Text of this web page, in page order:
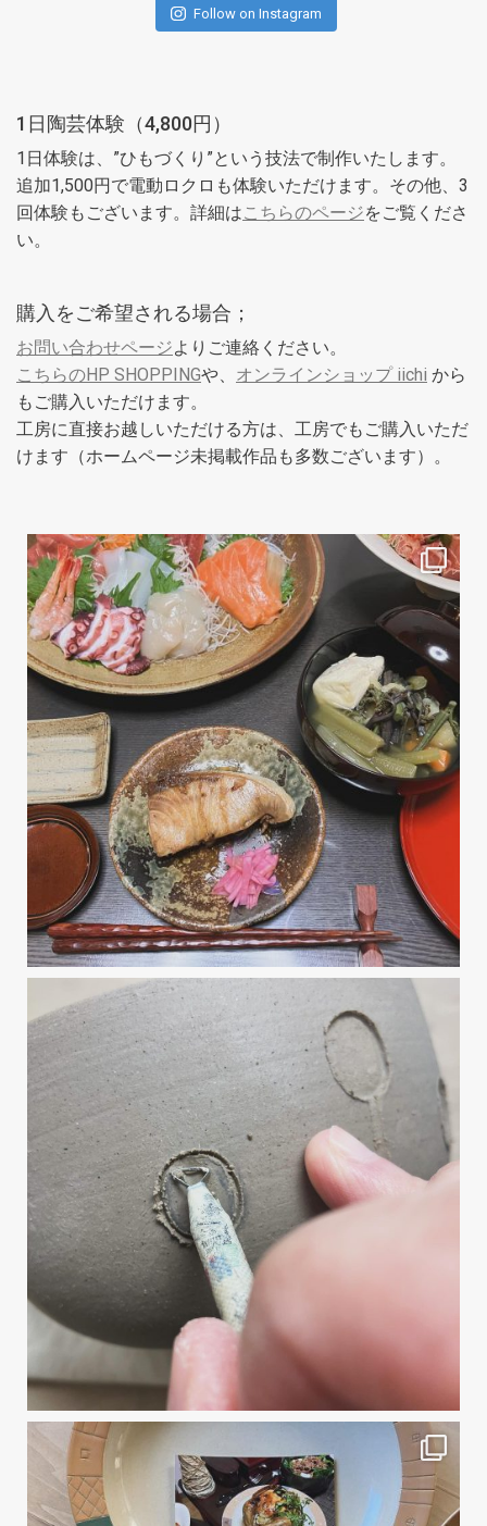
Follow on Instagram
1日陶芸体験（4,800円）
1日体験は、”ひもづくり”という技法で制作いたします。
追加1,500円で電動ロクロも体験いただけます。その他、3
回体験もございます。詳細はこちらのページをご覧くださ
い。
購入をご希望される場合；
お問い合わせページよりご連絡ください。
こちらのHP SHOPPINGや、 オンラインショップ iichi から
もご購入いただけます。
工房に直接お越しいただける方は、工房でもご購入いただ
けます（ホームページ未掲載作品も多数ございます）。